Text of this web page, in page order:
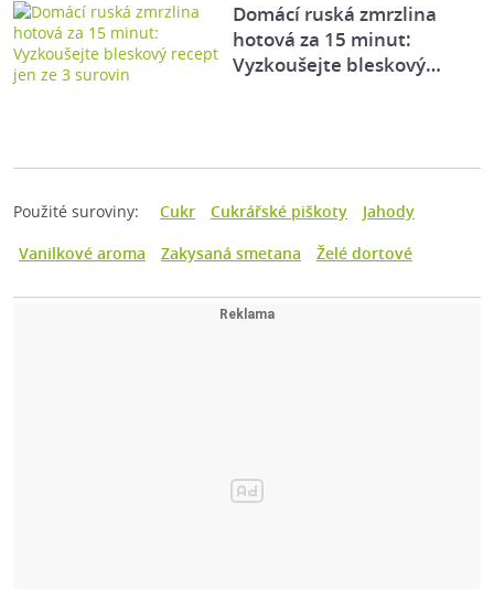
Domácí ruská zmrzlina
hotová za 15 minut:
Vyzkoušejte bleskový…
Použité suroviny: Cukr Cukrářské piškoty
Jahody
Vanilkové aroma
Zakysaná smetana Želé dortové